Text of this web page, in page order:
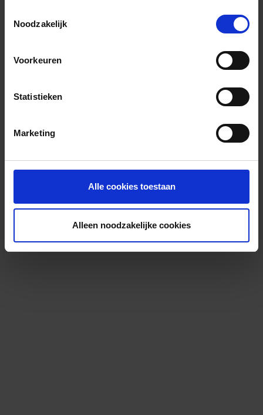
Noodzakelijk
Voorkeuren
Statistieken
Marketing
Alle cookies toestaan
Alleen noodzakelijke cookies